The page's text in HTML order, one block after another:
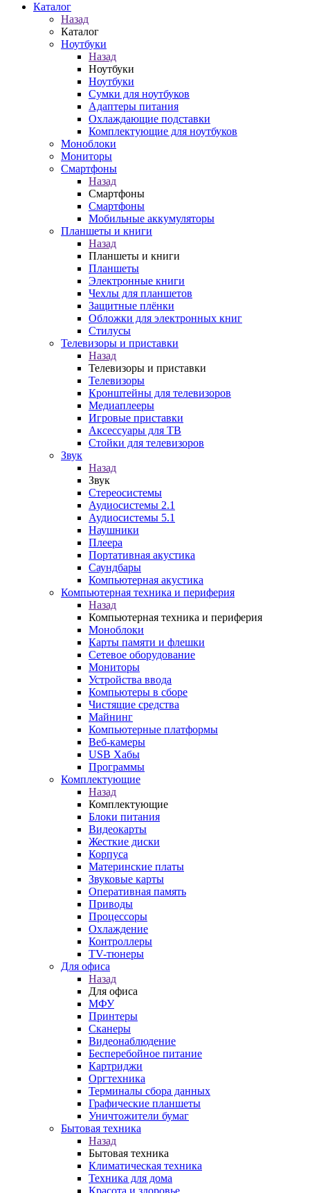
Каталог
Назад
Каталог
Ноутбуки
Назад
Ноутбуки
Ноутбуки
Сумки для ноутбуков
Адаптеры питания
Охлаждающие подставки
Комплектующие для ноутбуков
Моноблоки
Мониторы
Смартфоны
Назад
Смартфоны
Смартфоны
Мобильные аккумуляторы
Планшеты и книги
Назад
Планшеты и книги
Планшеты
Электронные книги
Чехлы для планшетов
Защитные плёнки
Обложки для электронных книг
Стилусы
Телевизоры и приставки
Назад
Телевизоры и приставки
Телевизоры
Кронштейны для телевизоров
Медиаплееры
Игровые приставки
Аксессуары для ТВ
Стойки для телевизоров
Звук
Назад
Звук
Стереосистемы
Аудиосистемы 2.1
Аудиосистемы 5.1
Наушники
Плеера
Портативная акустика
Саундбары
Компьютерная акустика
Компьютерная техника и периферия
Назад
Компьютерная техника и периферия
Моноблоки
Карты памяти и флешки
Сетевое оборудование
Мониторы
Устройства ввода
Компьютеры в сборе
Чистящие средства
Майнинг
Компьютерные платформы
Веб-камеры
USB Хабы
Программы
Комплектующие
Назад
Комплектующие
Блоки питания
Видеокарты
Жесткие диски
Корпуса
Материнские платы
Звуковые карты
Оперативная память
Приводы
Процессоры
Охлаждение
Контроллеры
TV-тюнеры
Для офиса
Назад
Для офиса
МФУ
Принтеры
Сканеры
Видеонаблюдение
Бесперебойное питание
Картриджи
Оргтехника
Терминалы сбора данных
Графические планшеты
Уничтожители бумаг
Бытовая техника
Назад
Бытовая техника
Климатическая техника
Техника для дома
Красота и здоровье